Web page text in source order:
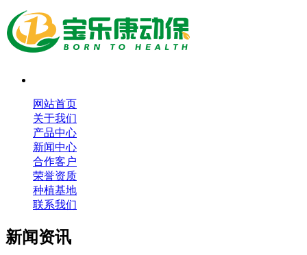
网站首页
关于我们
产品中心
新闻中心
合作客户
荣誉资质
种植基地
联系我们
新闻资讯